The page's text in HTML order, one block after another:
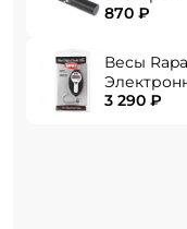
"тёплого"
Удобное
приманки
фонарем
870 ₽
Весы
3 290 ₽